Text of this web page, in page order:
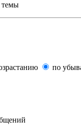
темы
по